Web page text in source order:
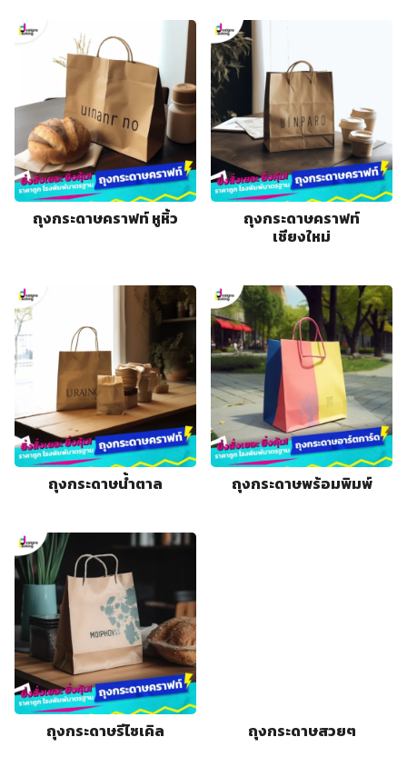
ถุงกระดาษคราฟท์ หูหิ้ว
ถุงกระดาษคราฟท์
เชียงใหม่
ถุงกระดาษน้ำตาล ถุงกระดาษพร้อมพิมพ์
ถุงกระดาษรีไซเคิล ถุงกระดาษสวยๆ